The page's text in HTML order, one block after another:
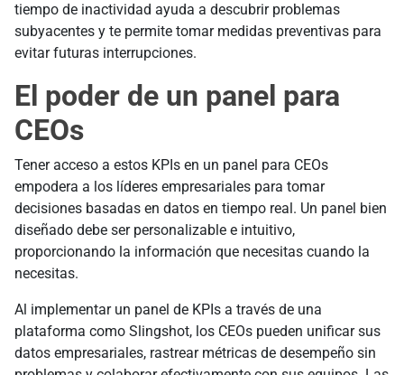
tiempo de inactividad ayuda a descubrir problemas
subyacentes y te permite tomar medidas preventivas para
evitar futuras interrupciones.
El poder de un panel para
CEOs
Tener acceso a estos KPIs en un panel para CEOs
empodera a los líderes empresariales para tomar
decisiones basadas en datos en tiempo real. Un panel bien
diseñado debe ser personalizable e intuitivo,
proporcionando la información que necesitas cuando la
necesitas.
Al implementar un panel de KPIs a través de una
plataforma como Slingshot, los CEOs pueden unificar sus
datos empresariales, rastrear métricas de desempeño sin